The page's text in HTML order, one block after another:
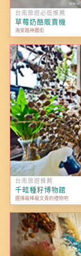
台南旅遊必逛推薦
草莓奶酪販賣機
海安路神農街
台南旅遊推薦
千畦種籽博物館
選擇最棒最文青的禮物吧